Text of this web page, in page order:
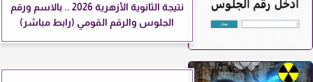
نتيجة الثانوية الأزهرية 2026 .. بالاسم ورقم
الجلوس والرقم القومي (رابط مباشر)